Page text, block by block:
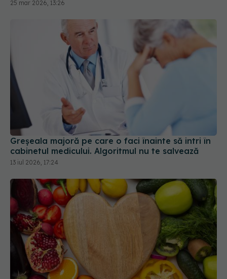
Greșeala majoră pe care o faci înainte să intri în
cabinetul medicului. Algoritmul nu te salvează
13 iul 2026, 17:24
Nu toate fructele și legumele sunt la fel de bune
pentru inimă. Iată care pot reduce riscul de boli